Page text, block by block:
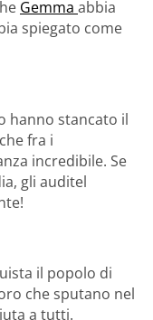
Gemma abbia
spiegato come
hanno stancato il
fra i
incredibile. Se
gli auditel
il popolo di
che sputano nel
a tutti.